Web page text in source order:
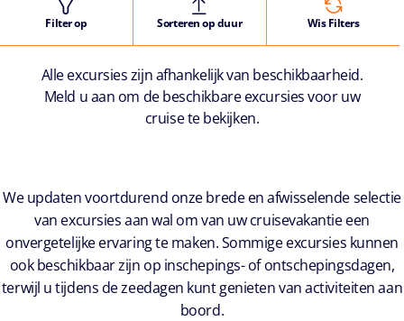
Filter op Sorteren op duur Wis Filters
Alle excursies zijn afhankelijk van beschikbaarheid.
Meld u aan om de beschikbare excursies voor uw
cruise te bekijken.
We updaten voortdurend onze brede en afwisselende selectie
van excursies aan wal om van uw cruisevakantie een
onvergetelijke ervaring te maken. Sommige excursies kunnen
ook beschikbaar zijn op inschepings- of ontschepingsdagen,
terwijl u tijdens de zeedagen kunt genieten van activiteiten aan
boord.